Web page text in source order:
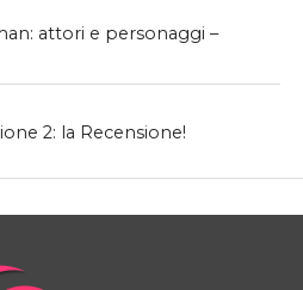
attori e personaggi –
2: la Recensione!